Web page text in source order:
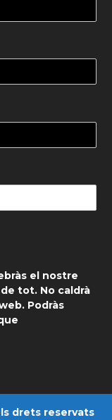
el nostre
tot. No caldrà
Podràs
drets reservats